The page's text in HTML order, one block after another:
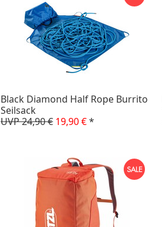
Black Diamond Half Rope Burrito
Seilsack
UVP 24,90 € 19,90 €*